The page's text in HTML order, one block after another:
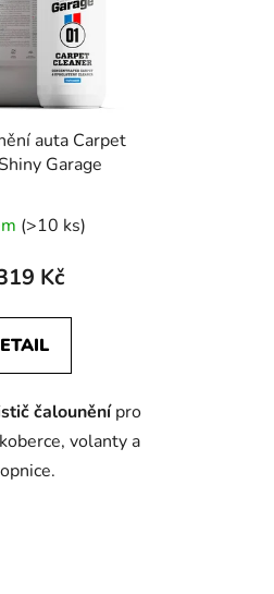
auta Carpet
Garage
(>10 ks)
Kč
čalouněnípro
volanty a